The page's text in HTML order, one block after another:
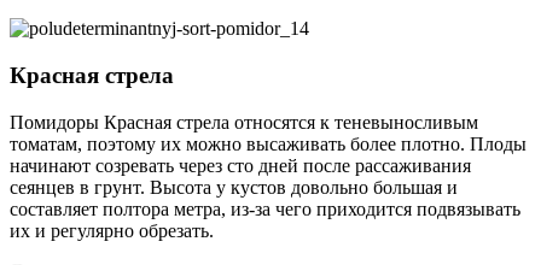
Красная стрела
Помидоры Красная стрела относятся к теневыносливым
томатам, поэтому их можно высаживать более плотно. Плоды
начинают созревать через сто дней после рассаживания
сеянцев в грунт. Высота у кустов довольно большая и
составляет полтора метра, из-за чего приходится подвязывать
их и регулярно обрезать.